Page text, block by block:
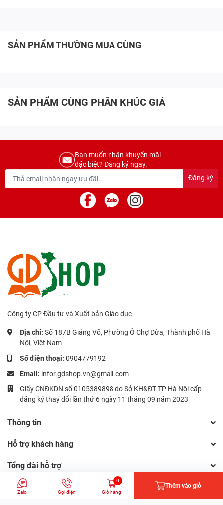
SẢN PHẨM THƯỜNG MUA CÙNG
SẢN PHẨM CÙNG PHÂN KHÚC GIÁ
Bạn muốn nhận khuyến mãi
đặc biệt? Đăng ký ngay.
Đăng ký
Công ty CP Đầu tư và Xuất bản Giáo dục
Địa chỉ: Số 187B Giảng Võ, Phường Ô Chợ Dừa, Thành phố Hà
Nội, Việt Nam
Số điện thoại: 0904779192
Email: infor.gdshop.vn@gmail.com
Giấy CNĐKDN số 0105389898 do Sở KH&ĐT TP Hà Nội cấp
đăng ký thay đổi lần thứ 6 ngày 11 tháng 09 năm 2023
Thông tin
Hỗ trợ khách hàng
Tổng đài hỗ trợ
Hotline: 0904779192
Zalo Gọi điện
0
Giỏ hàng
Thêm vào giỏ